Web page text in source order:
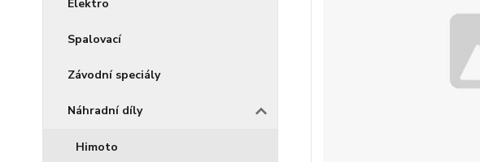
Elektro
Spalovací
Závodní speciály
Náhradní díly
Himoto